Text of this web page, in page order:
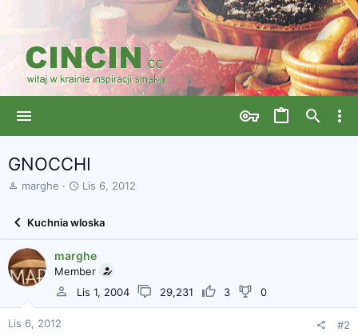
GNOCCHI
A
w
ą
t
marghe
D
a
o
z
p
o
Lis 6, 2012
Kuchnia wloska
marghe
Member
Lis 1, 2004
29,231 3 0
Lis 6, 2012 #2